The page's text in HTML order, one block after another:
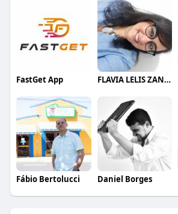
FastGet App FLAVIA LELIS ZANELLI
Fábio Bertolucci Daniel Borges